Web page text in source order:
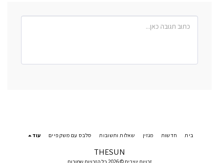
THESUN
זכויות יוצרים © 2026 כל הזכויות שמורות
בית חדשות מגזין שאלות ותשובות סלבס עם משקפיים עוד